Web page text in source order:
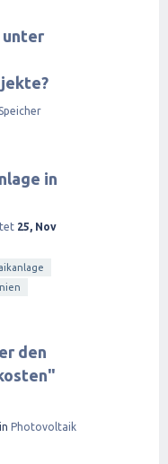
unter
Speicher
in
25, Nov
den
in Photovoltaik